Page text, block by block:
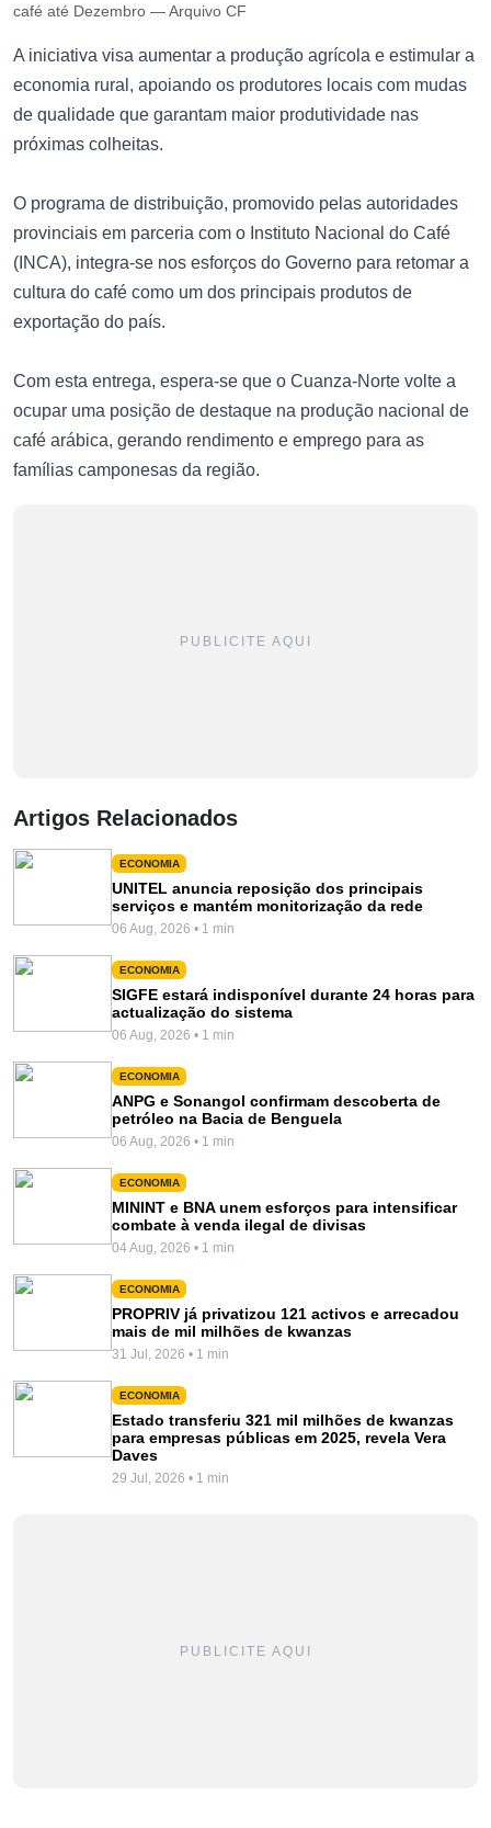
café até Dezembro — Arquivo CF
A iniciativa visa aumentar a produção agrícola e estimular a
economia rural, apoiando os produtores locais com mudas
de qualidade que garantam maior produtividade nas
próximas colheitas.
O programa de distribuição, promovido pelas autoridades
provinciais em parceria com o Instituto Nacional do Café
(INCA), integra-se nos esforços do Governo para retomar a
cultura do café como um dos principais produtos de
exportação do país.
Com esta entrega, espera-se que o Cuanza-Norte volte a
ocupar uma posição de destaque na produção nacional de
café arábica, gerando rendimento e emprego para as
famílias camponesas da região.
PUBLICITE AQUI
Artigos Relacionados
ECONOMIA
UNITEL anuncia reposição dos principais
serviços e mantém monitorização da rede
06 Aug, 2026 • 1 min
ECONOMIA
SIGFE estará indisponível durante 24 horas para
actualização do sistema
06 Aug, 2026 • 1 min
ECONOMIA
ANPG e Sonangol confirmam descoberta de
petróleo na Bacia de Benguela
06 Aug, 2026 • 1 min
ECONOMIA
MININT e BNA unem esforços para intensificar
combate à venda ilegal de divisas
04 Aug, 2026 • 1 min
ECONOMIA
PROPRIV já privatizou 121 activos e arrecadou
mais de mil milhões de kwanzas
31 Jul, 2026 • 1 min
ECONOMIA
Estado transferiu 321 mil milhões de kwanzas
para empresas públicas em 2025, revela Vera
Daves
29 Jul, 2026 • 1 min
PUBLICITE AQUI